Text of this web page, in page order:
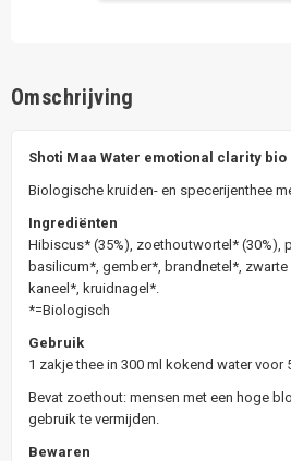
Omschrijving
Shoti Maa Water emotional clarity bio
Biologische kruiden- en specerijenthee
Ingrediënten
Hibiscus* (35%), zoethoutwortel* (30%),
basilicum*, gember*, brandnetel*,
kaneel*, kruidnagel*.
*=Biologisch
Gebruik
1 zakje thee in 300 ml kokend water voor
Bevat zoethout: mensen met een hoge
gebruik te vermijden.
Bewaren